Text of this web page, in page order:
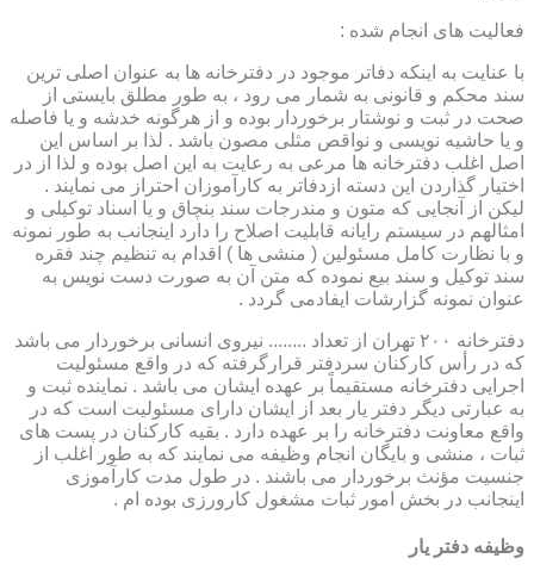
فعالیت های انجام شده :
با عنایت به اینکه دفاتر موجود در دفترخانه ها به عنوان اصلی ترین
سند محکم و قانونی به شمار می رود ، به طور مطلق بایستی از
صحت در ثبت و نوشتار برخوردار بوده و از هرگونه خدشه و یا فاصله
و یا حاشیه نویسی و نواقص مثلی مصون باشد . لذا بر اساس این
اصل اغلب دفترخانه ها مرعی به رعایت به این اصل بوده و لذا از در
اختیار گذاردن این دسته ازدفاتر به کارآموزان احتراز می نمایند .
لیکن از آنجایی که متون و مندرجات سند بنچاق و یا اسناد توکیلی و
امثالهم در سیستم رایانه قابلیت اصلاح را دارد اینجانب به طور نمونه
و با نظارت کامل مسئولین ( منشی ها ) اقدام به تنظیم چند فقره
سند توکیل و سند بیع نموده که متن آن به صورت دست نویس به
عنوان نمونه گزارشات ایفادمی گردد .
دفترخانه ۲۰۰ تهران از تعداد ........ نیروی انسانی برخوردار می باشد
که در رأس کارکنان سردفتر قرارگرفته که در واقع مسئولیت
اجرایی دفترخانه مستقیماً بر عهده ایشان می باشد . نماینده ثبت و
به عبارتی دیگر دفتر یار بعد از ایشان دارای مسئولیت است که در
واقع معاونت دفترخانه را بر عهده دارد . بقیه کارکنان در پست های
ثبات ، منشی و بایگان انجام وظیفه می نمایند که به طور اغلب از
جنسیت مؤنث برخوردار می باشند . در طول مدت کارآموزی
اینجانب در بخش امور ثبات مشغول کارورزی بوده ام .
وظیفه دفتر یار